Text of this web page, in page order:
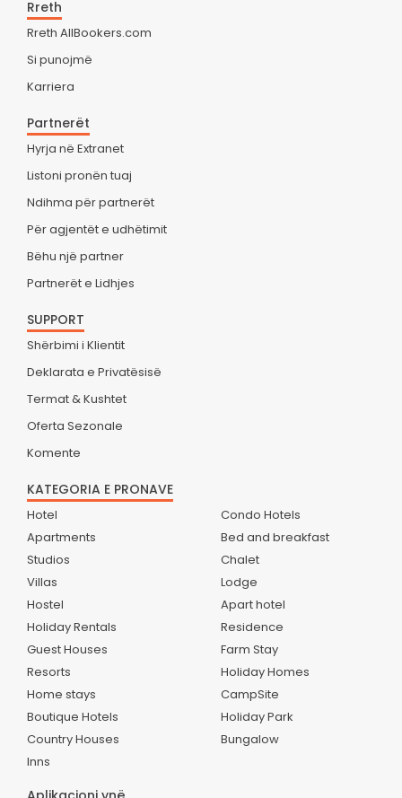
Rreth
Rreth AllBookers.com
Si punojmë
Karriera
Partnerët
Hyrja në Extranet
Listoni pronën tuaj
Ndihma për partnerët
Për agjentët e udhëtimit
Bëhu një partner
Partnerët e Lidhjes
SUPPORT
Shërbimi i Klientit
Deklarata e Privatësisë
Termat & Kushtet
Oferta Sezonale
Komente
KATEGORIA E PRONAVE
Hotel
Apartments
Studios
Villas
Hostel
Holiday Rentals
Guest Houses
Resorts
Home stays
Boutique Hotels
Country Houses
Inns
Condo Hotels
Bed and breakfast
Chalet
Lodge
Apart hotel
Residence
Farm Stay
Holiday Homes
CampSite
Holiday Park
Bungalow